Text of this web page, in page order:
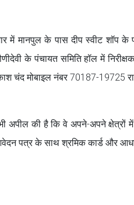
में मानपुल के पास दीप स्वीट शॉप के
के पंचायत समिति हॉल में
चंद मोबाइल नंबर 70187-19725
अपील की है कि वे अपने-अपने क्षेत्रों में
पत्र के साथ श्रमिक कार्ड और